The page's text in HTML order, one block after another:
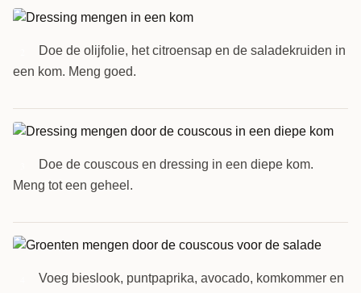
Doe de olijfolie, het citroensap en de saladekruiden in
een kom. Meng goed.
Doe de couscous en dressing in een diepe kom.
Meng tot een geheel.
Voeg bieslook, puntpaprika, avocado, komkommer en